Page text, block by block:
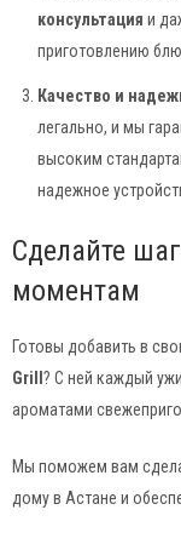
консультация и
приготовлению
Качество и
легально, и мы
высоким
надежное
Сделайте
моментам
Готовы добавить в
Grill ? С ней каждый
ароматами
Мы поможем вам
дому в Астане и